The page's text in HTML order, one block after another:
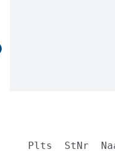
Plts  StNr